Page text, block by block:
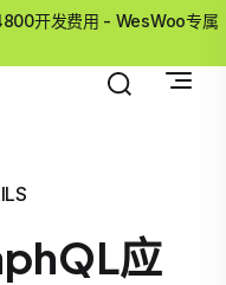
开发费用 - WesWoo专属
应